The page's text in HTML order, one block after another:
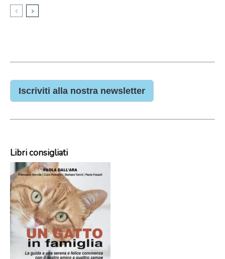
Iscriviti alla nostra newsletter
Libri consigliati